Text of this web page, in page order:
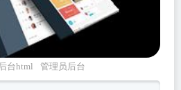
后台html
管理员后台